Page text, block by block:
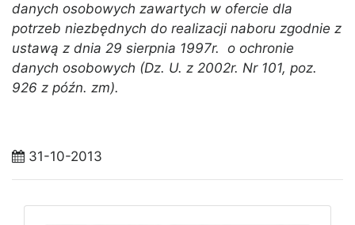
danych osobowych zawartych w ofercie dla
potrzeb niezbędnych do realizacji naboru zgodnie z
ustawą z dnia 29 sierpnia 1997r. o ochronie
danych osobowych (Dz. U. z 2002r. Nr 101, poz.
926 z późn. zm).
31-10-2013